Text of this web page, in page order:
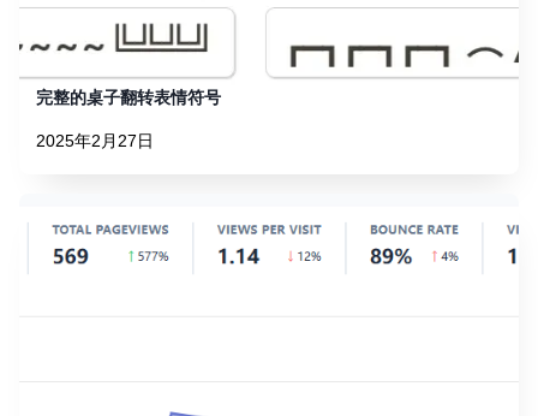
完整的桌子翻转表情符号
2025年2月27日